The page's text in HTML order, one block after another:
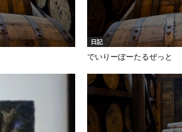
日記
でいりーぽーたるぜっと